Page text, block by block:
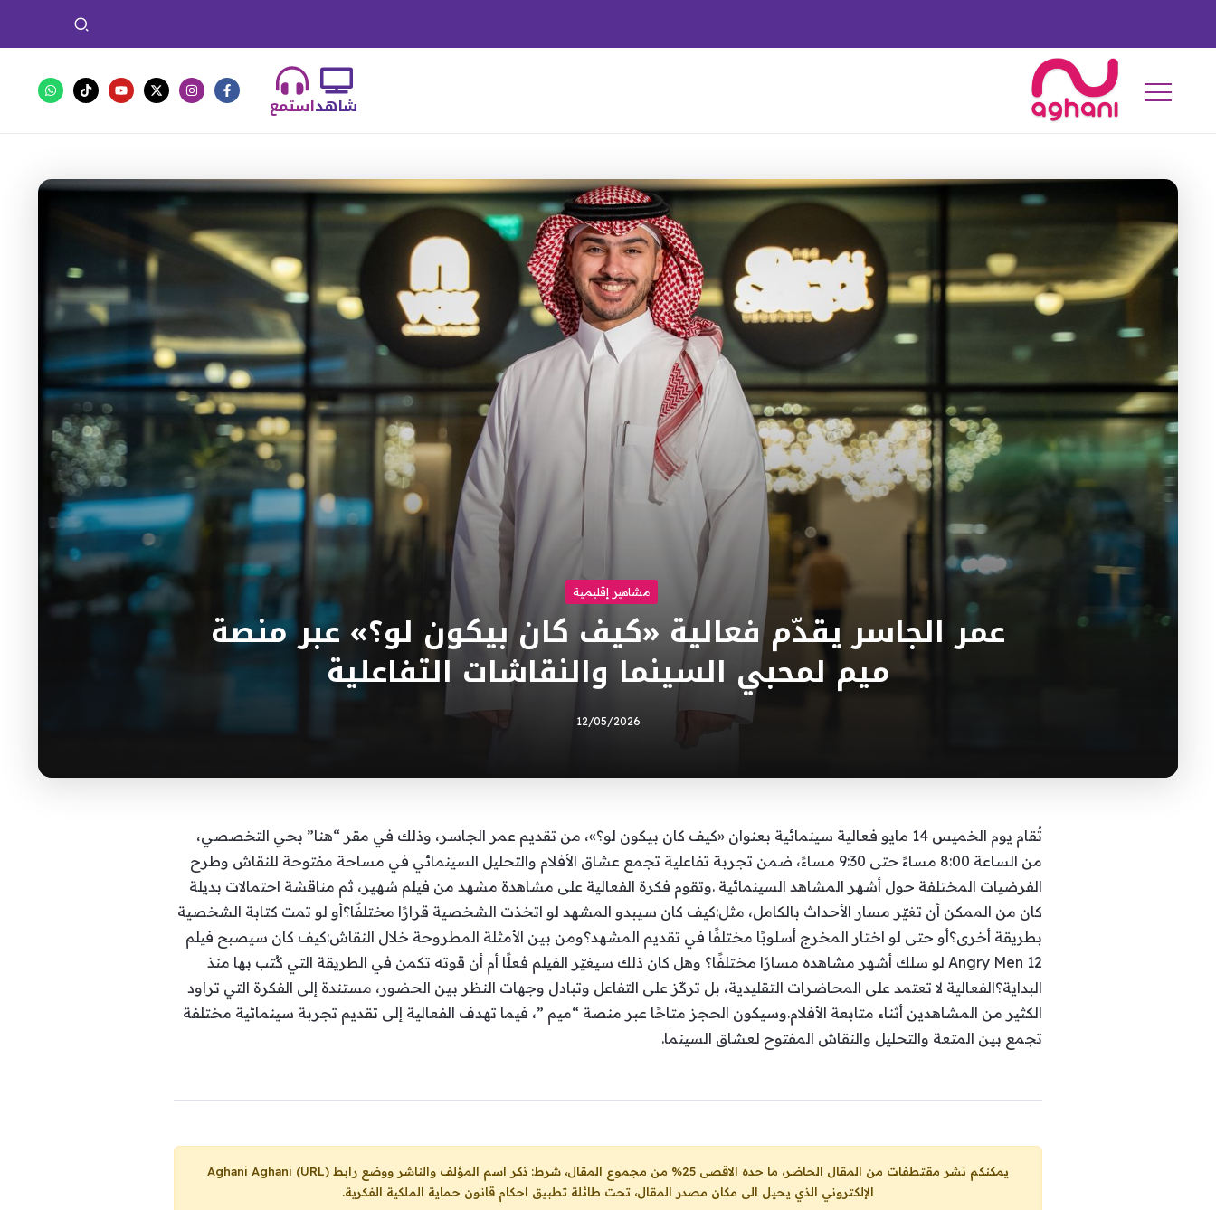
استمعشاهد
مشاهير إقليمية
عمر الجاسر يقدّم فعالية «كيف كان بيكون لو؟» عبر منصة
ميم لمحبي السينما والنقاشات التفاعلية
12/05/2026
تُقام يوم الخميس 14 مايو فعالية سينمائية بعنوان «كيف كان بيكون لو؟»، من تقديم عمر الجاسر، وذلك في مقر “هنا” بحي التخصصي،
من الساعة 8:00 مساءً حتى 9:30 مساءً، ضمن تجربة تفاعلية تجمع عشاق الأفلام والتحليل السينمائي في مساحة مفتوحة للنقاش وطرح
الفرضيات المختلفة حول أشهر المشاهد السينمائية .وتقوم فكرة الفعالية على مشاهدة مشهد من فيلم شهير، ثم مناقشة احتمالات بديلة
كان من الممكن أن تغيّر مسار الأحداث بالكامل، مثل:كيف كان سيبدو المشهد لو اتخذت الشخصية قرارًا مختلفًا؟أو لو تمت كتابة الشخصية
بطريقة أخرى؟أو حتى لو اختار المخرج أسلوبًا مختلفًا في تقديم المشهد؟ومن بين الأمثلة المطروحة خلال النقاش:كيف كان سيصبح فيلم
12 Angry Men لو سلك أشهر مشاهده مسارًا مختلفًا؟ وهل كان ذلك سيغيّر الفيلم فعلًا أم أن قوته تكمن في الطريقة التي كُتب بها منذ
البداية؟الفعالية لا تعتمد على المحاضرات التقليدية، بل تركّز على التفاعل وتبادل وجهات النظر بين الحضور، مستندة إلى الفكرة التي تراود
الكثير من المشاهدين أثناء متابعة الأفلام.وسيكون الحجز متاحًا عبر منصة “ميم ”، فيما تهدف الفعالية إلى تقديم تجربة سينمائية مختلفة
تجمع بين المتعة والتحليل والنقاش المفتوح لعشاق السينما.
يمكنكم نشر مقتطفات من المقال الحاضر، ما حده الاقصى 25% من مجموع المقال، شرط: ذكر اسم المؤلف والناشر ووضع رابط
Aghani Aghani (URL)
الإلكتروني الذي يحيل الى مكان مصدر المقال، تحت طائلة تطبيق احكام قانون حماية الملكية الفكرية.